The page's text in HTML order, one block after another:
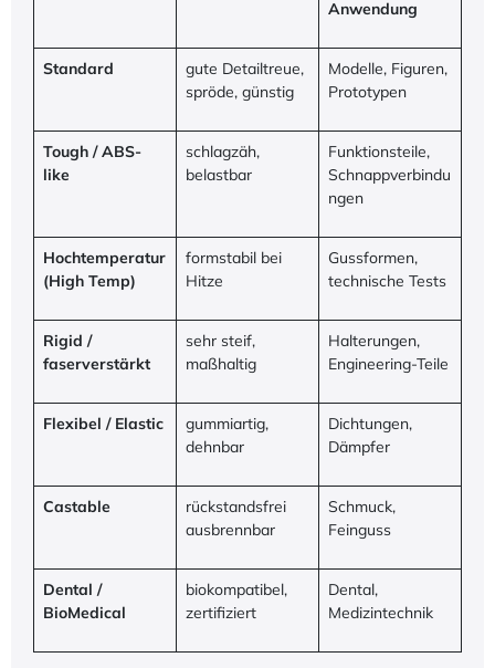
Anwendung
Standard
gute Detailtreue,
spröde, günstig
Modelle, Figuren,
Prototypen
Tough / ABS-
like
schlagzäh,
belastbar
Funktionsteile,
Schnappverbindu
ngen
Hochtemperatur
(High Temp)
formstabil bei
Hitze
Gussformen,
technische Tests
Rigid /
faserverstärkt
sehr steif,
maßhaltig
Halterungen,
Engineering-Teile
Flexibel / Elastic
gummiartig,
dehnbar
Dichtungen,
Dämpfer
Castable
rückstandsfrei
ausbrennbar
Schmuck,
Feinguss
Dental /
BioMedical
biokompatibel,
zertifiziert
Dental,
Medizintechnik